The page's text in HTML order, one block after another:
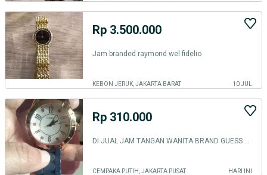
Rp 3.500.000
Jam branded raymond wel fidelio
KEBON JERUK, JAKARTA BARAT 10 JUL
Rp 310.000
CEMPAKA PUTIH, JAKARTA PUSAT HARI INI